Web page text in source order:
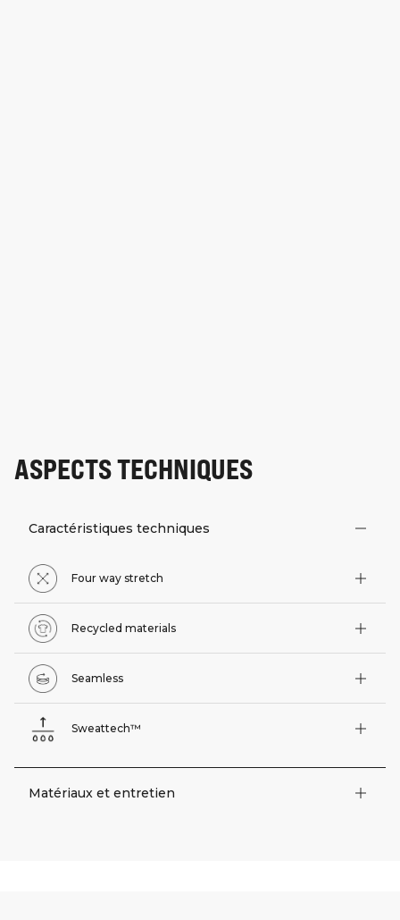
ASPECTS TECHNIQUES
Caractéristiques techniques
Four way stretch
Recycled materials
Seamless
Sweattech™
Matériaux et entretien